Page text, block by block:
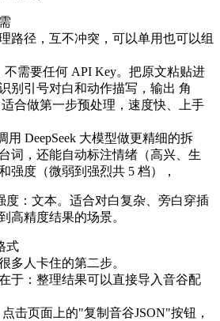
路径，互不冲突，可以单用也可以组
需要任何 API Key。把原文粘贴进
别引号对白和动作描写，输出 角
合做第一步预处理，速度快、上手
用 DeepSeek 大模型做更精细的拆
词，还能自动标注情绪（高兴、生
度（微弱到强烈共 5 档），
度：文本。适合对白复杂、旁白穿插
高精度结果的场景。
式
多人卡住的第二步。
于：整理结果可以直接导入音谷配
击页面上的"复制音谷JSON"按钮，